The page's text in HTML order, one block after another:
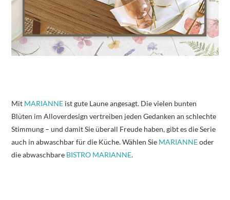
Mit MARIANNE ist gute Laune angesagt. Die vielen bunten
Blüten im Alloverdesign vertreiben jeden Gedanken an schlechte
Stimmung – und damit Sie überall Freude haben, gibt es die Serie
auch in abwaschbar für die Küche. Wählen Sie MARIANNEoder
die abwaschbare BISTRO MARIANNE.